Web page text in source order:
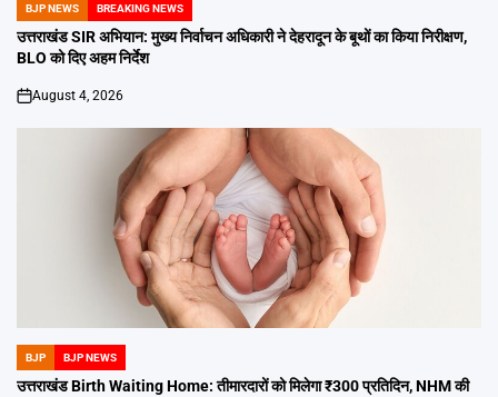
POSTED
IN
BJP NEWS BREAKING NEWS
उत्तराखंड SIR अभियान: मुख्य निर्वाचन अधिकारी ने देहरादून के बूथों का किया निरीक्षण,
BLO को दिए अहम निर्देश
on
August 4, 2026
POSTED
IN
BJP BJP NEWS
उत्तराखंड Birth Waiting Home: तीमारदारों को मिलेगा ₹300 प्रतिदिन, NHM की